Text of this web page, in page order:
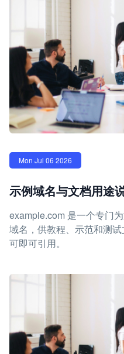
Mon Jul 06 2026
示例域名与文档用途
example.com 是一个专门
域名，供教程、示范和测
可即可引用。